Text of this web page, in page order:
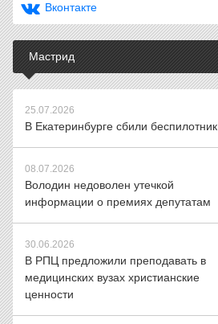
Вконтакте
Мастрид
25.07.2026
В Екатеринбурге сбили беспилотник
08.07.2026
Володин недоволен утечкой
информации о премиях депутатам
30.06.2026
В РПЦ предложили преподавать в
медицинских вузах христианские
ценности